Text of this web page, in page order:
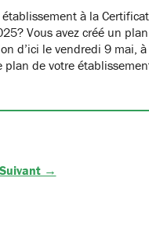
à la
Vous avez créé un
d’ici le vendredi 9 mai,
plan de votre
Suivant →